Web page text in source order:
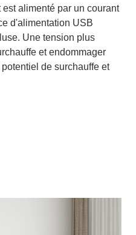
alimenté par un courant
d'alimentation USB
Une tension plus
et endommager
de surchauffe et